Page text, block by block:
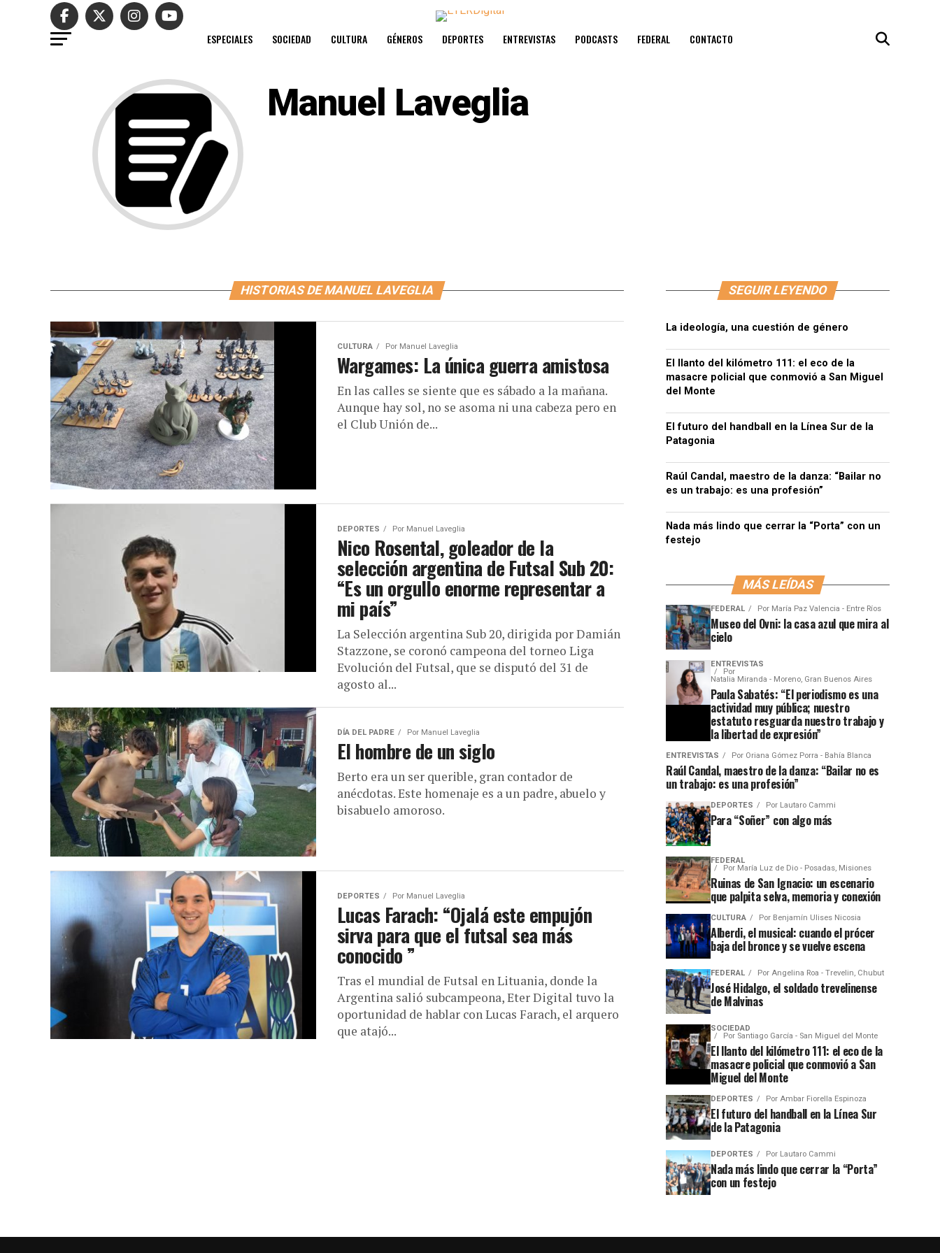
ESPECIALES SOCIEDAD CULTURA GÉNEROS DEPORTES ENTREVISTAS PODCASTS FEDERAL CONTACTO
Manuel Laveglia
HISTORIAS DE MANUEL LAVEGLIA
CULTURA Por Manuel Laveglia
Wargames: La única guerra amistosa
En las calles se siente que es sábado a la mañana.
Aunque hay sol, no se asoma ni una cabeza pero en
el Club Unión de...
DEPORTES Por Manuel Laveglia
Nico Rosental, goleador de la
selección argentina de Futsal Sub 20:
“Es un orgullo enorme representar a
mi país”
La Selección argentina Sub 20, dirigida por Damián
Stazzone, se coronó campeona del torneo Liga
Evolución del Futsal, que se disputó del 31 de
agosto al...
DÍA DEL PADRE Por Manuel Laveglia
El hombre de un siglo
Berto era un ser querible, gran contador de
anécdotas. Este homenaje es a un padre, abuelo y
bisabuelo amoroso.
DEPORTES Por Manuel Laveglia
Lucas Farach: “Ojalá este empujón
sirva para que el futsal sea más
conocido ”
Tras el mundial de Futsal en Lituania, donde la
Argentina salió subcampeona, Eter Digital tuvo la
oportunidad de hablar con Lucas Farach, el arquero
que atajó...
SEGUIR LEYENDO
La ideología, una cuestión de género
El llanto del kilómetro 111: el eco de la
masacre policial que conmovió a San Miguel
del Monte
El futuro del handball en la Línea Sur de la
Patagonia
Raúl Candal, maestro de la danza: “Bailar no
es un trabajo: es una profesión”
Nada más lindo que cerrar la “Porta” con un
festejo
MÁS LEÍDAS
FEDERAL Por María Paz Valencia - Entre Ríos
Museo del Ovni: la casa azul que mira al
cielo
ENTREVISTAS
Por
Natalia Miranda - Moreno, Gran Buenos Aires
Paula Sabatés: “El periodismo es una
actividad muy pública; nuestro
estatuto resguarda nuestro trabajo y
la libertad de expresión”
ENTREVISTAS Por Oriana Gómez Porra - Bahía Blanca
Raúl Candal, maestro de la danza: “Bailar no es
un trabajo: es una profesión”
DEPORTES Por Lautaro Cammi
Para “Soñer” con algo más
FEDERAL
Por María Luz de Dio - Posadas, Misiones
Ruinas de San Ignacio: un escenario
que palpita selva, memoria y conexión
CULTURA Por Benjamín Ulises Nicosia
Alberdi, el musical: cuando el prócer
baja del bronce y se vuelve escena
FEDERAL Por Angelina Roa - Trevelin, Chubut
José Hidalgo, el soldado trevelinense
de Malvinas
SOCIEDAD
Por Santiago García - San Miguel del Monte
El llanto del kilómetro 111: el eco de la
masacre policial que conmovió a San
Miguel del Monte
DEPORTES Por Ambar Fiorella Espinoza
El futuro del handball en la Línea Sur
de la Patagonia
DEPORTES Por Lautaro Cammi
Nada más lindo que cerrar la “Porta”
con un festejo